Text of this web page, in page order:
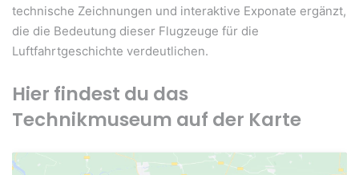
technische Zeichnungen und interaktive Exponate ergänzt,
die die Bedeutung dieser Flugzeuge für die
Luftfahrtgeschichte verdeutlichen.
Hier findest du das
Technikmuseum auf der Karte